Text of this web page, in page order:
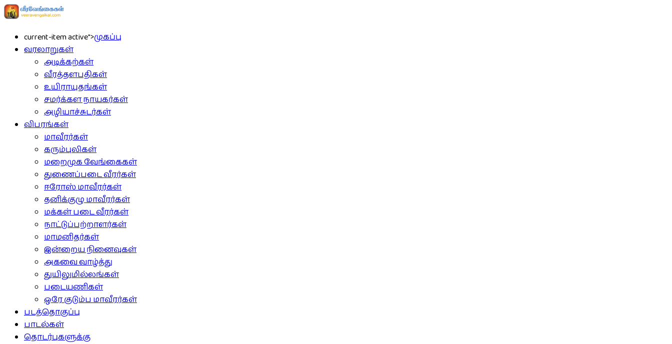
current-item active">முகப்பு
வரலாறுகள்
அடிக்கற்கள்
வீரத்தளபதிகள்
உயிராயுதங்கள்
சமர்க்கள நாயகர்கள்
அழியாச்சுடர்கள்
விபரங்கள்
மாவீரர்கள்
கரும்புலிகள்
மறைமுக வேங்கைகள்
துணைப்படை வீரர்கள்
ஈரோஸ் மாவீரர்கள்
தனிக்குழு மாவீரர்கள்
மக்கள் படை வீரர்கள்
நாட்டுப்பற்றாளர்கள்
மாமனிதர்கள்
இன்றைய நினைவுகள்
அகவை வாழ்த்து
துயிலுமில்லங்கள்
படையணிகள்
ஒரே குடும்ப மாவீரர்கள்
படத்தொகுப்பு
பாடல்கள்
தொடர்புகளுக்கு